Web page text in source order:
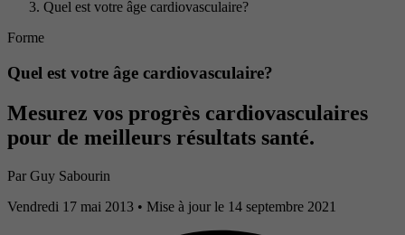
Quel est votre âge cardiovasculaire?
Forme
Quel est votre âge cardiovasculaire?
Mesurez vos progrès cardiovasculaires
pour de meilleurs résultats santé.
Par Guy Sabourin
Vendredi 17 mai 2013 • Mise à jour le 14 septembre 2021